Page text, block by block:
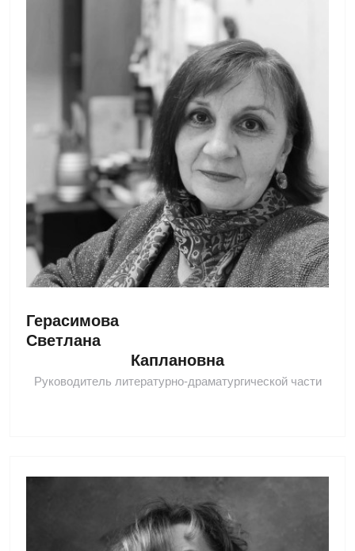
Герасимова
Светлана
Каплановна
Руководитель литературно-драматургической части